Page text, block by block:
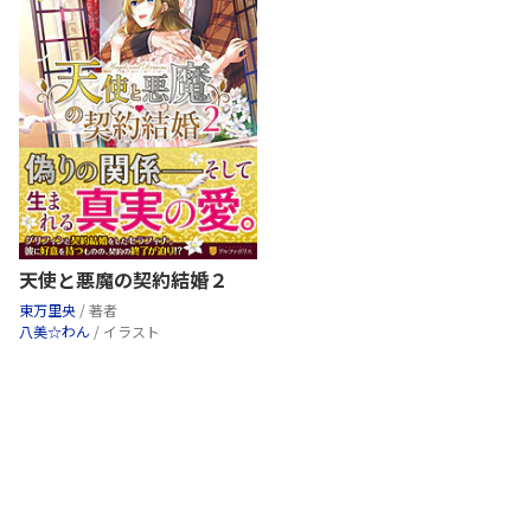
天使と悪魔の契約結婚２
東万里央 / 著者
八美☆わん / イラスト